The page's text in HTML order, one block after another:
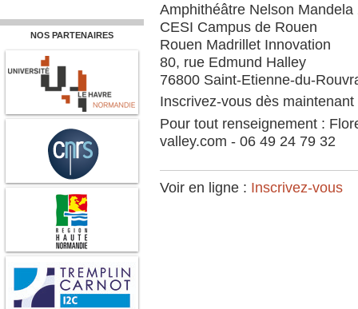
NOS PARTENAIRES
Amphithéâtre Nelson Mandela
CESI Campus de Rouen
Rouen Madrillet Innovation
80, rue Edmund Halley
76800 Saint-Etienne-du-
Inscrivez-vous dès
Pour tout renseignement :
valley.com - 06 49 24 79 32
Voir en ligne : Inscrivez-vous